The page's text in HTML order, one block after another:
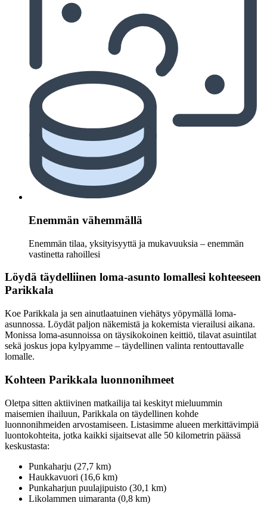
Enemmän vähemmällä
Enemmän tilaa, yksityisyyttä ja mukavuuksia – enemmän
vastinetta rahoillesi
Löydä täydelliinen loma-asunto lomallesi kohteeseen
Parikkala
Koe Parikkala ja sen ainutlaatuinen viehätys yöpymällä loma-
asunnossa. Löydät paljon näkemistä ja kokemista vierailusi aikana.
Monissa loma-asunnoissa on täysikokoinen keittiö, tilavat asuintilat
sekä joskus jopa kylpyamme – täydellinen valinta rentouttavalle
lomalle.
Kohteen Parikkala luonnonihmeet
Oletpa sitten aktiivinen matkailija tai keskityt mieluummin
maisemien ihailuun, Parikkala on täydellinen kohde
luonnonihmeiden arvostamiseen. Listasimme alueen merkittävimpiä
luontokohteita, jotka kaikki sijaitsevat alle 50 kilometrin päässä
keskustasta:
Punkaharju (27,7 km)
Haukkavuori (16,6 km)
Punkaharjun puulajipuisto (30,1 km)
Likolammen uimaranta (0,8 km)